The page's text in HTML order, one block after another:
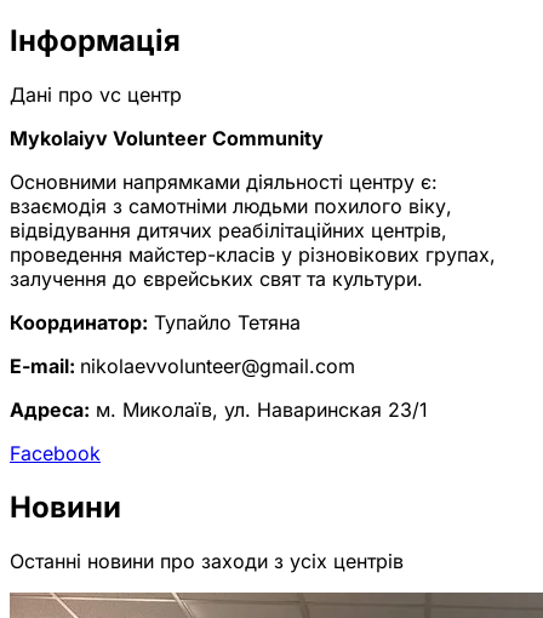
Iнформація
Дані про vc центр
Mykolaiyv Volunteer Community
Основними напрямками діяльності центру є:
взаємодія з самотніми людьми похилого віку,
відвідування дитячих реабілітаційних центрів,
проведення майстер-класів у різновікових групах,
залучення до єврейських свят та культури.
Координатор: Тупайло Тетяна
E-mail: nikolaevvolunteer@gmail.com
Адреса: м. Миколаїв, ул. Наваринская 23/1
Facebook
Новини
Останні новини про заходи з усіх центрів